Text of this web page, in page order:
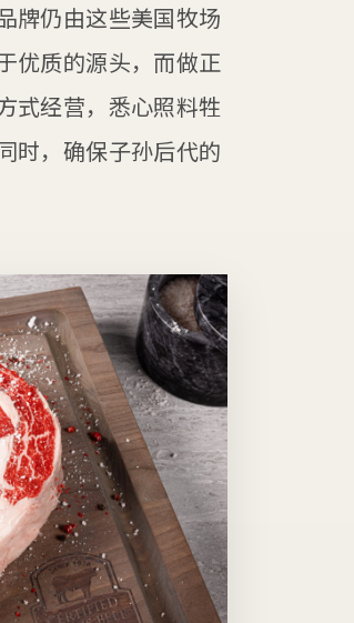
牌仍由这些美国牧场
优质的源头，而做正
式经营，悉心照料牲
时，确保子孙后代的